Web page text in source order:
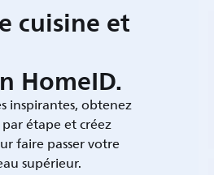
cuisine et
HomeID.
inspirantes, obtenez
étape et créez
faire passer votre
supérieur.